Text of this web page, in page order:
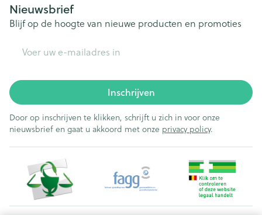
Nieuwsbrief
Blijf op de hoogte van nieuwe producten en promoties
Inschrijven
Door op inschrijven te klikken, schrijft u zich in voor onze
nieuwsbrief en gaat u akkoord met onze privacy policy.